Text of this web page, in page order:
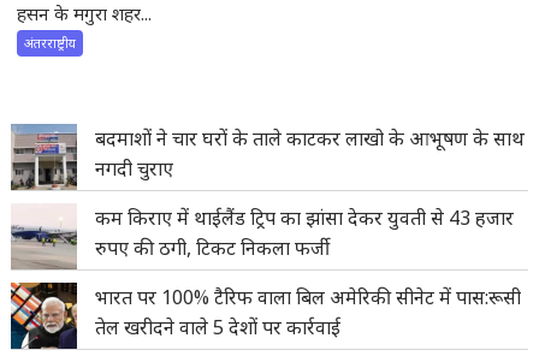
हसन के मगुरा शहर...
अंतरराष्ट्रीय
बदमाशों ने चार घरों के ताले काटकर लाखो के आभूषण के साथ
नगदी चुराए
कम किराए में थाईलैंड ट्रिप का झांसा देकर युवती से 43 हजार
रुपए की ठगी, टिकट निकला फर्जी
भारत पर 100% टैरिफ वाला बिल अमेरिकी सीनेट में पास:रूसी
तेल खरीदने वाले 5 देशों पर कार्रवाई